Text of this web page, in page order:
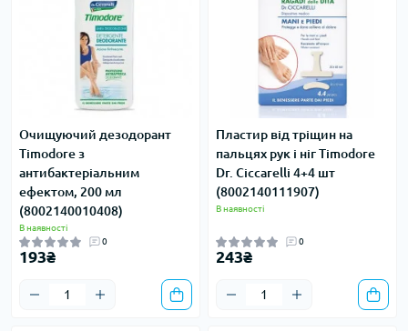
Очищуючий дезодорант
Timodore з
антибактеріальним
ефектом, 200 мл
(8002140010408)
В наявності
0
193₴
Пластир від тріщин на
пальцях рук і ніг Timodore
Dr. Ciccarelli 4+4 шт
(8002140111907)
В наявності
0
243₴